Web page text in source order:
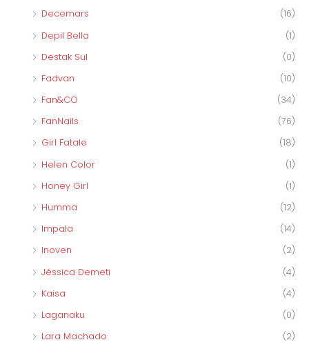
Decemars
(16)
Depil Bella
(1)
Destak Sul
(0)
Fadvan
(10)
Fan&CO
(34)
FanNails
(76)
Girl Fatale
(18)
Helen Color
(1)
Honey Girl
(1)
Humma
(12)
Impala
(14)
Inoven
(2)
Jéssica Demeti
(4)
Kaisa
(4)
Laganaku
(0)
Lara Machado
(2)